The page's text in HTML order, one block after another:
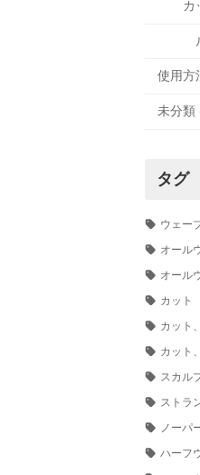
カ
使用方
未分類
タグ
ウェー
オール
オール
カッ
カット
カット
スカル
ストラ
ノーパ
ハーフ